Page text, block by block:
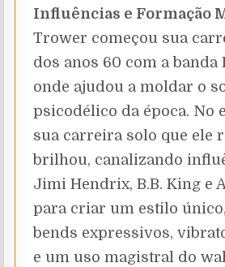
Influências e Formação
Trower começou sua
dos anos 60 com a banda
onde ajudou a moldar o
psicodélico da época. No
sua carreira solo que ele
brilhou, canalizando
Jimi Hendrix, B.B. King e
para criar um estilo
bends expressivos,
e um uso magistral do